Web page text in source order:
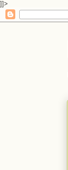
]]>